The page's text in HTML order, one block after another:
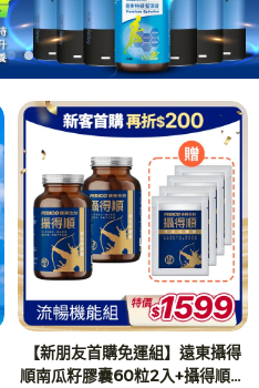
【新朋友首購免運組】遠東攝得
順南瓜籽膠囊60粒2入+攝得順體